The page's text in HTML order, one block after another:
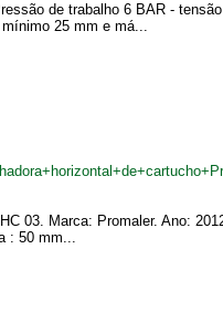
de trabalho 6 BAR -
25 mm e má...
03. Marca: Promaler. Ano:
: 50 mm...